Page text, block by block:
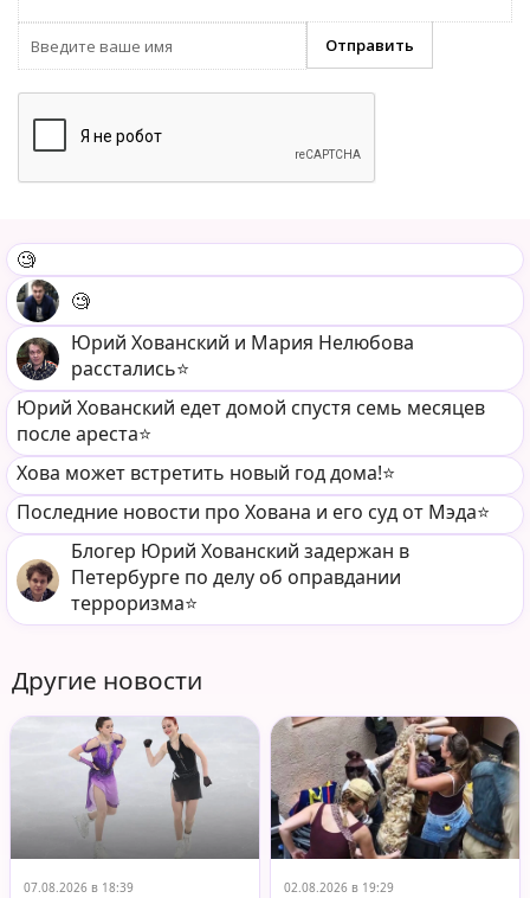
🧐
🧐
Юрий Хованский и Мария Нелюбова
расстались⭐️
Юрий Хованский едет домой спустя семь месяцев
после ареста⭐️
Хова может встретить новый год дома!⭐️
Последние новости про Хована и его суд от Мэда⭐️
Блогер Юрий Хованский задержан в
Петербурге по делу об оправдании
терроризма⭐️
Другие новости
07.08.2026 в 18:39 02.08.2026 в 19:29